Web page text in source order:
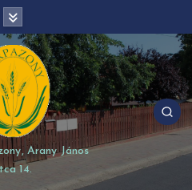
Arany János
14.
modal-check